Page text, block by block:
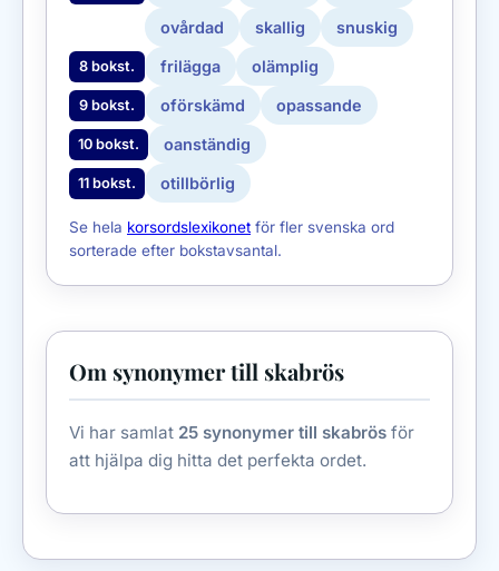
ovårdad skallig snuskig
8 bokst. frilägga olämplig
9 bokst. oförskämd opassande
10 bokst. oanständig
11 bokst. otillbörlig
Se hela korsordslexikonet för fler svenska ord
sorterade efter bokstavsantal.
Om synonymer till skabrös
Vi har samlat 25 synonymer till skabrös för
att hjälpa dig hitta det perfekta ordet.